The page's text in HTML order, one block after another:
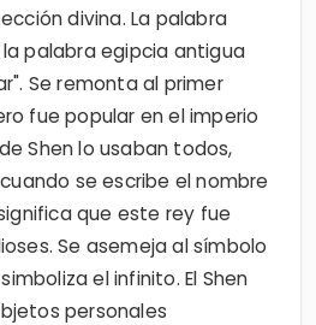
divina. La palabra
palabra egipcia antigua
Se remonta al primer
fue popular en el imperio
Shen lo usaban todos,
se escribe el nombre
que este rey fue
Se asemeja al símbolo
el infinito. El Shen
personales